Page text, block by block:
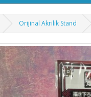
Orijinal Akrilik Stand